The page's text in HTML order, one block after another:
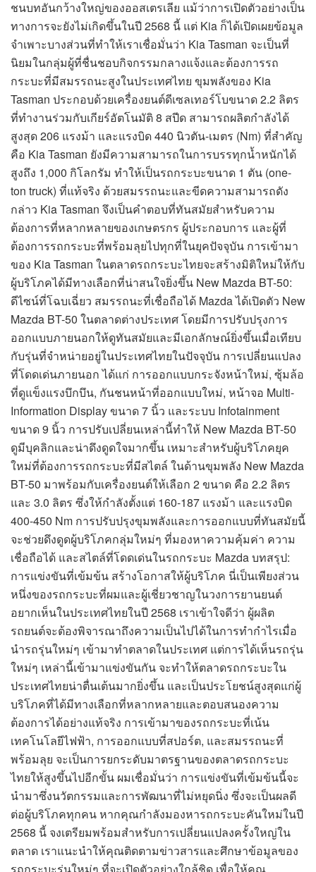
ชนบทอันกว้างใหญ่ของออสเตรเลีย แม้ว่าการเปิดตัวอย่างเป็น
ทางการจะยังไม่เกิดขึ้นในปี 2568 นี้ แต่ Kia ก็ได้เปิดเผยข้อมูล
จำเพาะบางส่วนที่ทำให้เราเชื่อมั่นว่า Kia Tasman จะเป็นที่
นิยมในกลุ่มผู้ที่ชื่นชอบกิจกรรมกลางแจ้งและต้องการรถ
กระบะที่มีสมรรถนะสูงในประเทศไทย ขุมพลังของ Kia
Tasman ประกอบด้วยเครื่องยนต์ดีเซลเทอร์โบขนาด 2.2 ลิตร
ที่ทำงานร่วมกับเกียร์อัตโนมัติ 8 สปีด สามารถผลิตกำลังได้
สูงสุด 206 แรงม้า และแรงบิด 440 นิวตัน-เมตร (Nm) ที่สำคัญ
คือ Kia Tasman ยังมีความสามารถในการบรรทุกน้ำหนักได้
สูงถึง 1,000 กิโลกรัม ทำให้เป็นรถกระบะขนาด 1 ตัน (one-
ton truck) ที่แท้จริง ด้วยสมรรถนะและขีดความสามารถดัง
กล่าว Kia Tasman จึงเป็นคำตอบที่ทันสมัยสำหรับความ
ต้องการที่หลากหลายของเกษตรกร ผู้ประกอบการ และผู้ที่
ต้องการรถกระบะที่พร้อมลุยไปทุกที่ในยุคปัจจุบัน การเข้ามา
ของ Kia Tasman ในตลาดรถกระบะไทยจะสร้างมิติใหม่ให้กับ
ผู้บริโภคได้มีทางเลือกที่น่าสนใจยิ่งขึ้น New Mazda BT-50:
ดีไซน์ที่โฉบเฉี่ยว สมรรถนะที่เชื่อถือได้ Mazda ได้เปิดตัว New
Mazda BT-50 ในตลาดต่างประเทศ โดยมีการปรับปรุงการ
ออกแบบภายนอกให้ดูทันสมัยและมีเอกลักษณ์ยิ่งขึ้นเมื่อเทียบ
กับรุ่นที่จำหน่ายอยู่ในประเทศไทยในปัจจุบัน การเปลี่ยนแปลง
ที่โดดเด่นภายนอก ได้แก่ การออกแบบกระจังหน้าใหม่, ซุ้มล้อ
ที่ดูแข็งแรงบึกบึน, กันชนหน้าที่ออกแบบใหม่, หน้าจอ Multi-
Information Display ขนาด 7 นิ้ว และระบบ Infotainment
ขนาด 9 นิ้ว การปรับเปลี่ยนเหล่านี้ทำให้ New Mazda BT-50
ดูมีบุคลิกและน่าดึงดูดใจมากขึ้น เหมาะสำหรับผู้บริโภคยุค
ใหม่ที่ต้องการรถกระบะที่มีสไตล์ ในด้านขุมพลัง New Mazda
BT-50 มาพร้อมกับเครื่องยนต์ให้เลือก 2 ขนาด คือ 2.2 ลิตร
และ 3.0 ลิตร ซึ่งให้กำลังตั้งแต่ 160-187 แรงม้า และแรงบิด
400-450 Nm การปรับปรุงขุมพลังและการออกแบบที่ทันสมัยนี้
จะช่วยดึงดูดผู้บริโภคกลุ่มใหม่ๆ ที่มองหาความคุ้มค่า ความ
เชื่อถือได้ และสไตล์ที่โดดเด่นในรถกระบะ Mazda บทสรุป:
การแข่งขันที่เข้มข้น สร้างโอกาสให้ผู้บริโภค นี่เป็นเพียงส่วน
หนึ่งของรถกระบะที่ผมและผู้เชี่ยวชาญในวงการยานยนต์
อยากเห็นในประเทศไทยในปี 2568 เราเข้าใจดีว่า ผู้ผลิต
รถยนต์จะต้องพิจารณาถึงความเป็นไปได้ในการทำกำไรเมื่อ
นำรถรุ่นใหม่ๆ เข้ามาทำตลาดในประเทศ แต่การได้เห็นรถรุ่น
ใหม่ๆ เหล่านี้เข้ามาแข่งขันกัน จะทำให้ตลาดรถกระบะใน
ประเทศไทยน่าตื่นเต้นมากยิ่งขึ้น และเป็นประโยชน์สูงสุดแก่ผู้
บริโภคที่ได้มีทางเลือกที่หลากหลายและตอบสนองความ
ต้องการได้อย่างแท้จริง การเข้ามาของรถกระบะที่เน้น
เทคโนโลยีไฟฟ้า, การออกแบบที่สปอร์ต, และสมรรถนะที่
พร้อมลุย จะเป็นการยกระดับมาตรฐานของตลาดรถกระบะ
ไทยให้สูงขึ้นไปอีกขั้น ผมเชื่อมั่นว่า การแข่งขันที่เข้มข้นนี้จะ
นำมาซึ่งนวัตกรรมและการพัฒนาที่ไม่หยุดนิ่ง ซึ่งจะเป็นผลดี
ต่อผู้บริโภคทุกคน หากคุณกำลังมองหารถกระบะคันใหม่ในปี
2568 นี้ จงเตรียมพร้อมสำหรับการเปลี่ยนแปลงครั้งใหญ่ใน
ตลาด เราแนะนำให้คุณติดตามข่าวสารและศึกษาข้อมูลของ